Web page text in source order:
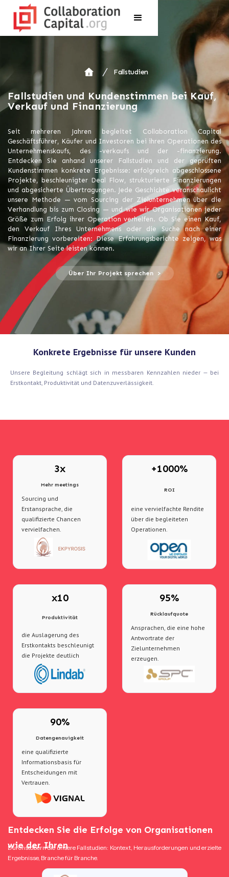
Fallstudien
Fallstudien und Kundenstimmen bei Kauf,
Verkauf und Finanzierung
Seit mehreren Jahren begleitet Collaboration Capital
Geschäftsführer, Käufer und Investoren bei ihren Operationen des
Unternehmenskaufs, des -verkaufs und der -finanzierung.
Entdecken Sie anhand unserer Fallstudien und der geprüften
Kundenstimmen konkrete Ergebnisse: erfolgreich abgeschlossene
Projekte, beschleunigter Deal Flow, strukturierte Finanzierungen
und abgesicherte Übertragungen. Jede Geschichte veranschaulicht
unsere Methode — vom Sourcing der Zielunternehmen über die
Verhandlung bis zum Closing — und wie wir Organisationen jeder
Größe zum Erfolg ihrer Operation verhelfen. Ob Sie einen Kauf,
den Verkauf Ihres Unternehmens oder die Suche nach einer
Finanzierung vorbereiten: Diese Erfahrungsberichte zeigen, was
wir an Ihrer Seite leisten können.
Über Ihr Projekt sprechen >
Konkrete Ergebnisse für unsere Kunden
Unsere Begleitung schlägt sich in messbaren Kennzahlen nieder — bei
Erstkontakt, Produktivität und Datenzuverlässigkeit.
3x
Mehr meetings
Sourcing und
Erstansprache, die
qualifizierte Chancen
vervielfachen.
+1000%
ROI
eine vervielfachte Rendite
über die begleiteten
Operationen.
x10
Produktivität
die Auslagerung des
Erstkontakts beschleunigt
die Projekte deutlich
95%
Rücklaufquote
Ansprachen, die eine hohe
Antwortrate der
Zielunternehmen
erzeugen.
90%
Datengenauigkeit
eine qualifizierte
Informationsbasis für
Entscheidungen mit
Vertrauen.
Entdecken Sie die Erfolge von Organisationen
wie der Ihren
Durchstöbern Sie unsere Fallstudien: Kontext, Herausforderungen und erzielte
Ergebnisse, Branche für Branche.